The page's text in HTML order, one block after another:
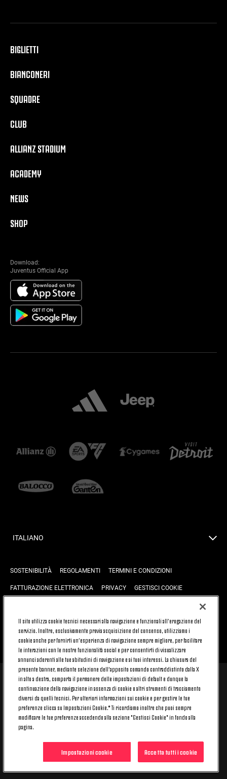
BIGLIETTI
BIANCONERI
SQUADRE
CLUB
ALLIANZ STADIUM
ACADEMY
NEWS
SHOP
Download:
Juventus Official App
ITALIANO
SOSTENIBILITÀ REGOLAMENTI TERMINI E CONDIZIONI
FATTURAZIONE ELETTRONICA PRIVACY GESTISCI COOKIE
TORNA SU
© 2026 Juventus Football Club S.p.A.
Juventus Football Club S.p.A. Via Druento, 175 10151 Torino - Italia;
CONTACT CENTER (+39) 011.45.30.486. Il servizio è attivo dal lunedì al
venerdì (9-20) e il sabato (9-15), festivi esclusi.
Il costo del servizio varia in base al piano tariffario sottoscritto con il
proprio operatore telefonico e non prevede alcun costo aggiuntivo.
Il sito utilizza cookie tecnici necessari alla navigazione e funzionali all’erogazione del
servizio. Inoltre, esclusivamente previa acquisizione del consenso, utilizziamo i
cookie anche per fornirti un’esperienza di navigazione sempre migliore, per facilitare
le interazioni con le nostre funzionalità social e per consentirti di visualizzare
annunci aderenti alle tue abitudini di navigazione e ai tuoi interessi. La chiusura del
presente banner, mediante selezione dell’apposito comando contraddistinto dalla X
in alto a destra, comporta il permanere delle impostazioni di default e dunque la
continuazione della navigazione in assenza di cookie o altri strumenti di tracciamento
diversi da quelli tecnici. Per ulteriori informazioni sui cookie e per gestire le tue
preferenze clicca su Impostazioni Cookie.* Ti ricordiamo inoltre che puoi sempre
modificare le tue preferenze accedendo alla sezione "Gestisci Cookie" in fondo alla
pagina.
Accetta tutti i cookie
Impostazioni cookie